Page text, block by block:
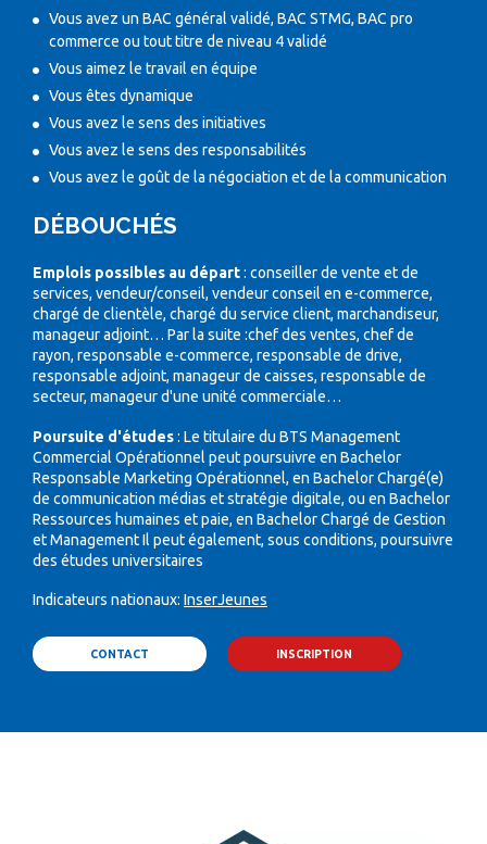
Vous avez un BAC général validé, BAC STMG, BAC pro
commerce ou tout titre de niveau 4 validé
Vous aimez le travail en équipe
Vous êtes dynamique
Vous avez le sens des initiatives
Vous avez le sens des responsabilités
Vous avez le goût de la négociation et de la communication
DÉBOUCHÉS
Emplois possibles au départ: conseiller de vente et de
services, vendeur/conseil, vendeur conseil en e-commerce,
chargé de clientèle, chargé du service client, marchandiseur,
manageur adjoint… Par la suite :chef des ventes, chef de
rayon, responsable e-commerce, responsable de drive,
responsable adjoint, manageur de caisses, responsable de
secteur, manageur d'une unité commerciale…
Poursuite d'études: Le titulaire du BTS Management
Commercial Opérationnel peut poursuivre en Bachelor
Responsable Marketing Opérationnel, en Bachelor Chargé(e)
de communication médias et stratégie digitale, ou en Bachelor
Ressources humaines et paie, en Bachelor Chargé de Gestion
et Management Il peut également, sous conditions, poursuivre
des études universitaires
Indicateurs nationaux: InserJeunes
CONTACT INSCRIPTION